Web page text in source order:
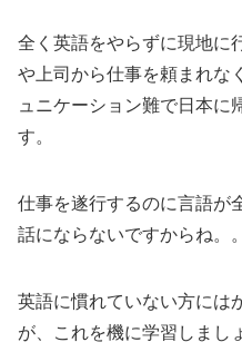
全く英語をやらずに現地に
や上司から仕事を頼まれな
ュニケーション難で日本に
す。
仕事を遂行するのに言語が
話にならないですからね。。
英語に慣れていない方には
が、これを機に学習しまし